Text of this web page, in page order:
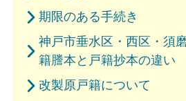
期限のある手続き
神戸市垂水区・西区・須
籍謄本と戸籍抄本の違い
改製原戸籍について